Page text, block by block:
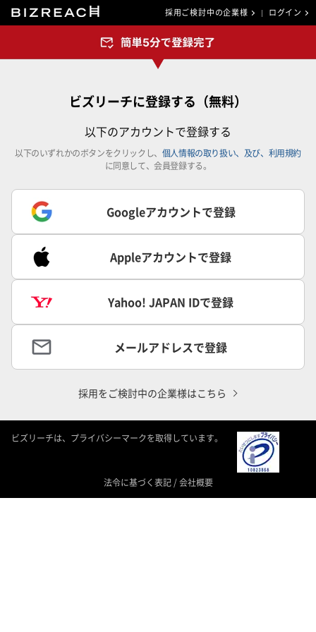
採用ご検討中の企業様 ログイン
ビズリーチに登録する（無料）
以下のアカウントで登録する
以下のいずれかのボタンをクリックし、 個人情報の取り扱い、及び、利用規約
に同意して、会員登録する。
Googleアカウントで登録
Appleアカウントで登録
Yahoo! JAPAN IDで登録
メールアドレスで登録
採用をご検討中の企業様はこちら
ビズリーチは、プライバシーマークを取得しています。
法令に基づく表記 /会社概要